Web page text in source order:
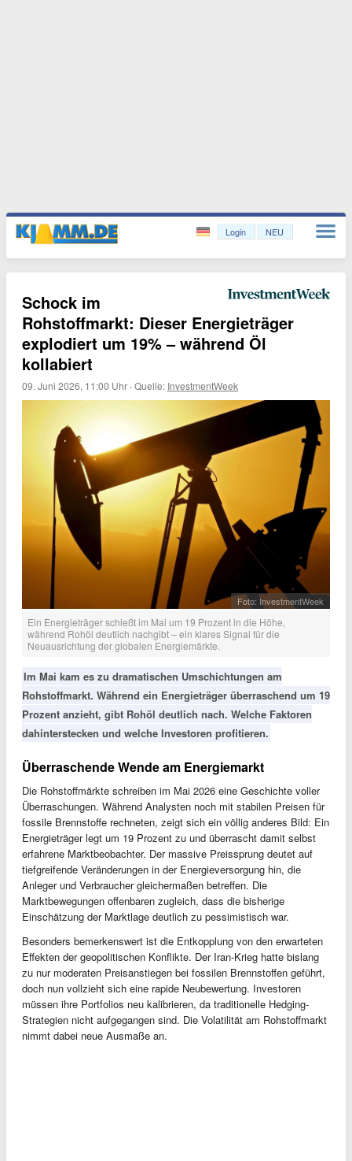
Login NEU
Schock im
Rohstoffmarkt: Dieser Energieträger
explodiert um 19% – während Öl
kollabiert
09. Juni 2026, 11:00 Uhr ·Quelle: InvestmentWeek
Foto: InvestmentWeek
Ein Energieträger schießt im Mai um 19 Prozent in die Höhe,
während Rohöl deutlich nachgibt – ein klares Signal für die
Neuausrichtung der globalen Energiemärkte.
Im Mai kam es zu dramatischen Umschichtungen am
Rohstoffmarkt. Während ein Energieträger überraschend um 19
Prozent anzieht, gibt Rohöl deutlich nach. Welche Faktoren
dahinterstecken und welche Investoren profitieren.
Überraschende Wende am Energiemarkt
Die Rohstoffmärkte schreiben im Mai 2026 eine Geschichte voller
Überraschungen. Während Analysten noch mit stabilen Preisen für
fossile Brennstoffe rechneten, zeigt sich ein völlig anderes Bild: Ein
Energieträger legt um 19 Prozent zu und überrascht damit selbst
erfahrene Marktbeobachter. Der massive Preissprung deutet auf
tiefgreifende Veränderungen in der Energieversorgung hin, die
Anleger und Verbraucher gleichermaßen betreffen. Die
Marktbewegungen offenbaren zugleich, dass die bisherige
Einschätzung der Marktlage deutlich zu pessimistisch war.
Besonders bemerkenswert ist die Entkopplung von den erwarteten
Effekten der geopolitischen Konflikte. Der Iran-Krieg hatte bislang
zu nur moderaten Preisanstiegen bei fossilen Brennstoffen geführt,
doch nun vollzieht sich eine rapide Neubewertung. Investoren
müssen ihre Portfolios neu kalibrieren, da traditionelle Hedging-
Strategien nicht aufgegangen sind. Die Volatilität am Rohstoffmarkt
nimmt dabei neue Ausmaße an.